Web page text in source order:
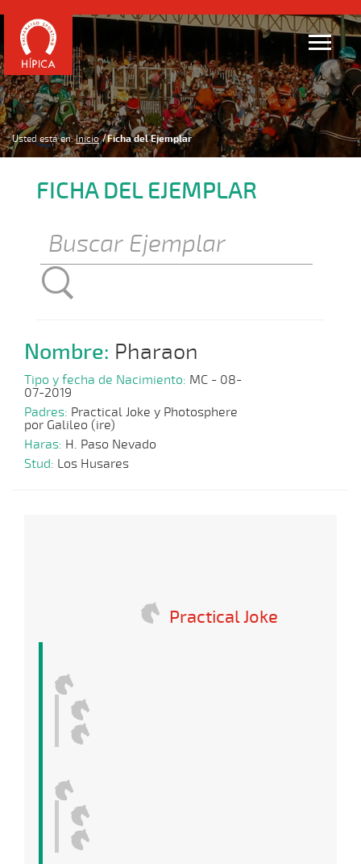
Usted está en: Inicio Ficha del Ejemplar
FICHA DEL EJEMPLAR
Nombre: Pharaon
Tipo y fecha de Nacimiento: MC - 08-
07-2019
Padres: Practical Joke y Photosphere
por Galileo (ire)
Haras: H. Paso Nevado
Stud: Los Husares
Practical Joke